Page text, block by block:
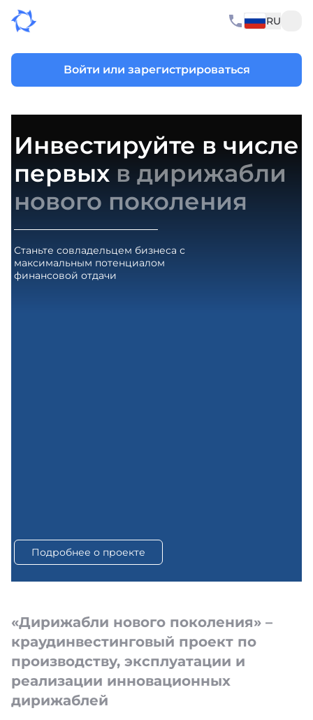
RU
Войти или зарегистрироваться
Инвестируйте в числе
первых в дирижабли
нового поколения
Станьте совладельцем бизнеса с
максимальным потенциалом
финансовой отдачи
Подробнее о проекте
«Дирижабли нового поколения» –
краудинвестинговый проект по
производству, эксплуатации и
реализации инновационных
дирижаблей